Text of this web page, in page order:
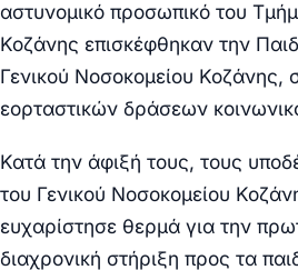
αστυνομικό προσωπικό του
Κοζάνης επισκέφθηκαν την
Γενικού Νοσοκομείου Κοζάνης,
εορταστικών δράσεων
Κατά την άφιξή τους, τους
του Γενικού Νοσοκομείου
ευχαρίστησε θερμά για την
διαχρονική στήριξη προς τα